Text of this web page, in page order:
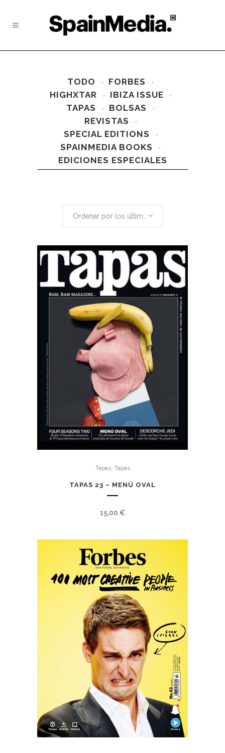
TODO
FORBES
HIGHXTAR
IBIZA ISSUE
TAPAS
BOLSAS
REVISTAS
SPECIAL EDITIONS
SPAINMEDIA BOOKS
EDICIONES ESPECIALES
Tapas, Tapas
TAPAS 23 – MENÚ OVAL
15,00 €